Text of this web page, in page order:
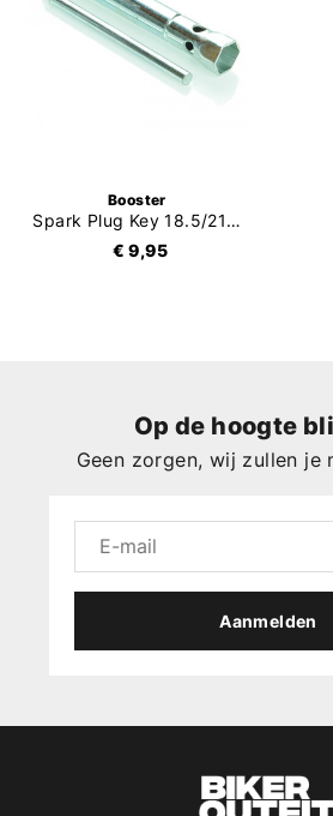
Booster
Spark Plug Key 18.5/21mm
€ 9,95
Op de hoogte
Geen zorgen, wij zullen je
Aanmelden